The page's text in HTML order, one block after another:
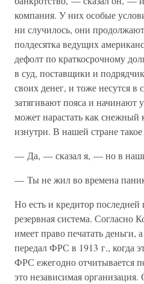
компания. У них особые
ни случилось, они
полдесятка ведущих
дефолт по краткосрочному
в суд, поставщики и
своих денег, и тоже несутся в
затягивают пояса и начинают
может нарастать как снежный
изнутри. В нашей стране
— Да, — сказал я, — но в
— Ты не жил во времена
Но есть и кредитор
резервная система. Согласно
имеет право печатать деньги,
передал ФРС в 1913 г., когда
ФРС ежегодно отчитывается
это независимая